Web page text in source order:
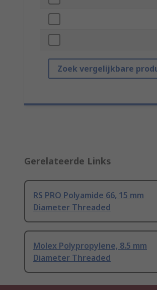
Zoek vergelijkbare
Gerelateerde Links
RS PRO Polyamide 66, 15 mm
Diameter Threaded
Molex Polypropylene, 8.5 mm
Diameter Threaded